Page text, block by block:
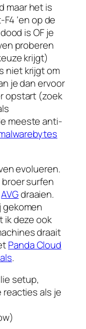
maar het is
‘en op de
is OF je
proberen
krijgt)
niet krijgt om
je dan ervoor
opstart (zoek
meeste anti-
evolueren.
surfen
AVGdraaien.
gekomen
ik deze ook
draait
Panda Cloud
.
setup,
reacties als je